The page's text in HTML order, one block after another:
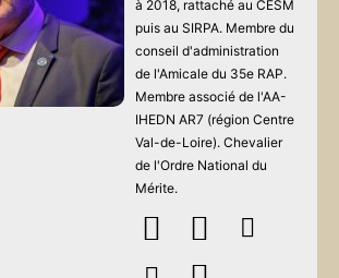
à 2018, rattaché au CESM
puis au SIRPA. Membre du
conseil d'administration
de l'Amicale du 35e RAP.
Membre associé de l'AA-
IHEDN AR7 (région Centre
Val-de-Loire). Chevalier
de l'Ordre National du
Mérite.